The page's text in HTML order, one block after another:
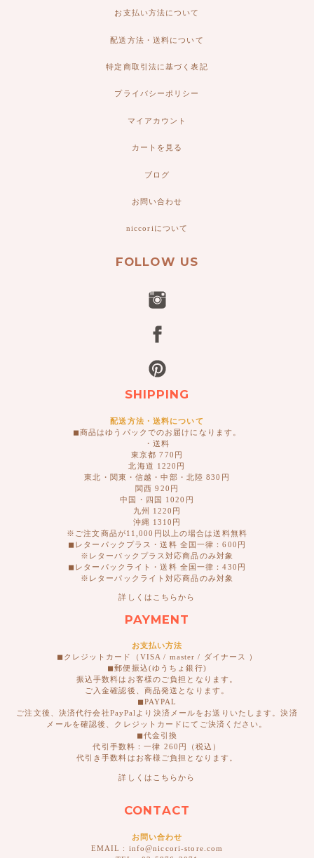
お支払い方法について
配送方法・送料について
特定商取引法に基づく表記
プライバシーポリシー
マイアカウント
カートを見る
ブログ
お問い合わせ
niccoriについて
FOLLOW US
SHIPPING
配送方法・送料について
◼︎商品はゆうパックでのお届けになります。
・送料
東京都 770円
北海道 1220円
東北・関東・信越・中部・北陸 830円
関西 920円
中国・四国 1020円
九州 1220円
沖縄 1310円
※ご注文商品が11,000円以上の場合は送料無料
◼︎レターパックプラス・送料 全国一律：600円
※レターパックプラス対応商品のみ対象
◼︎レターパックライト・送料 全国一律：430円
※レターパックライト対応商品のみ対象
詳しくはこちらから
PAYMENT
お支払い方法
◼︎クレジットカード（VISA / master / ダイナース ）
◼︎郵便振込(ゆうちょ銀行)
振込手数料はお客様のご負担となります。
ご入金確認後、商品発送となります。
◼︎PAYPAL
ご注文後、決済代行会社PayPalより決済メールをお送りいたします。決済
メールを確認後、クレジットカードにてご決済ください。
◼︎代金引換
代引手数料：一律 260円（税込）
代引き手数料はお客様ご負担となります。
詳しくはこちらから
CONTACT
お問い合わせ
EMAIL : info@niccori-store.com